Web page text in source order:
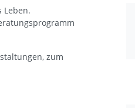
Leben.
zum